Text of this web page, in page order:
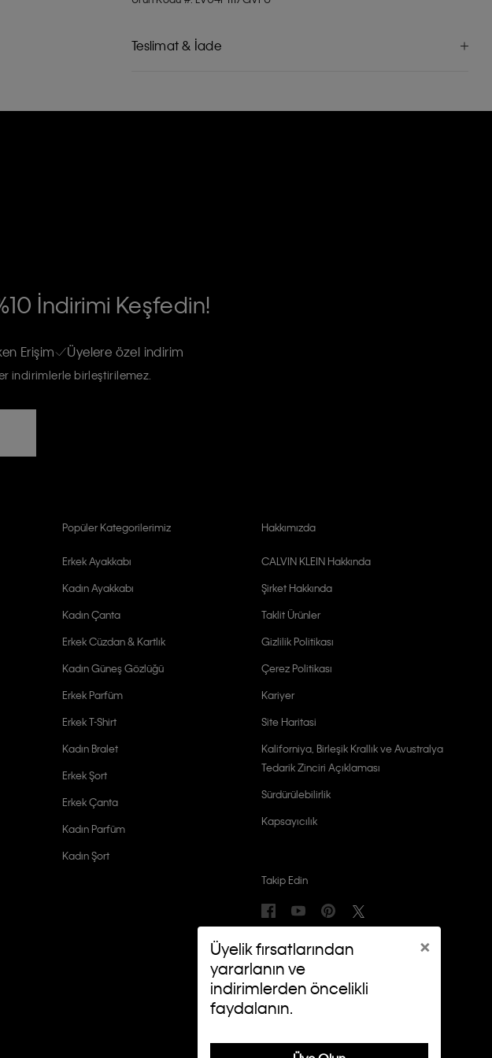
×
Üyelik fırsatlarından
yararlanın ve
indirimlerden öncelikli
faydalanın.
Teslimat & İade
İndirimi Keşfedin!
Erişim Üyelere özel indirim
indirimlerle birleştirilemez.
Popüler Kategorilerimiz
Erkek Ayakkabı
Kadın Ayakkabı
Kadın Çanta
Erkek Cüzdan & Kartlık
Kadın Güneş Gözlüğü
Erkek Parfüm
Erkek T-Shirt
Kadın Bralet
Erkek Şort
Erkek Çanta
Kadın Parfüm
Kadın Şort
Hakkımızda
CALVIN KLEIN Hakkında
Şirket Hakkında
Taklit Ürünler
Gizlilik Politikası
Çerez Politikası
Kariyer
Site Haritasi
Kaliforniya, Birleşik Krallık ve Avustralya
Tedarik Zinciri Açıklaması
Sürdürülebilirlik
Kapsayıcılık
Takip Edin